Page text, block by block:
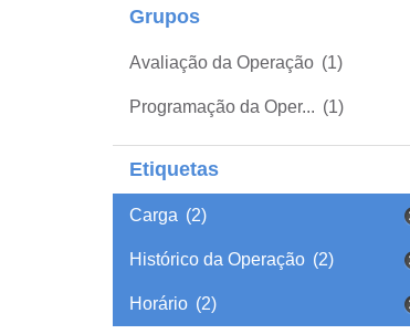
Grupos
Avaliação da Operação (1)
Programação da Oper... (1)
Etiquetas
Carga (2)
Histórico da Operação (2)
Horário (2)